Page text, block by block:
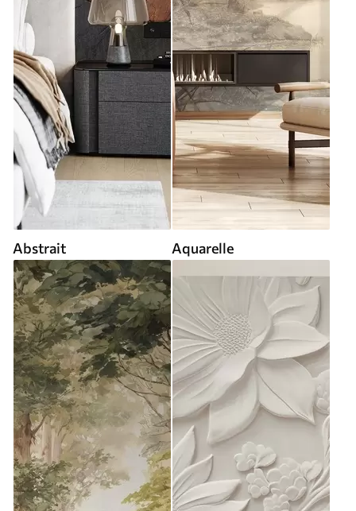
Abstrait Aquarelle